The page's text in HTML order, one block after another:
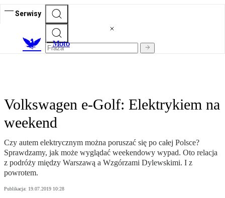
Serwisy
Moto
Volkswagen e-Golf: Elektrykiem na
weekend
Czy autem elektrycznym można poruszać się po całej Polsce?
Sprawdzamy, jak może wyglądać weekendowy wypad. Oto relacja
z podróży między Warszawą a Wzgórzami Dylewskimi. I z
powrotem.
Publikacja: 19.07.2019 10:28